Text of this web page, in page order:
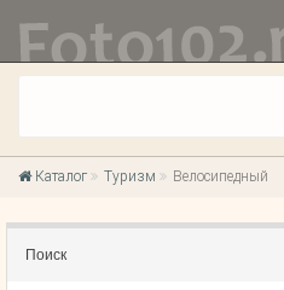
Каталог Туризм Велосипедный
Поиск